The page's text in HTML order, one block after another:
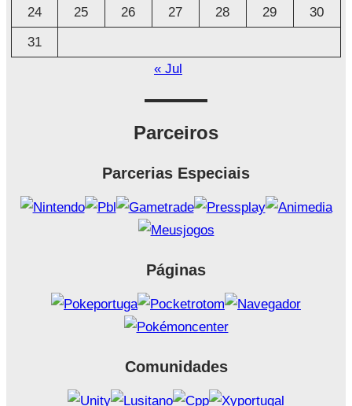
24
25 26 27 28 29
30
31
« Jul
Parceiros
Parcerias Especiais
Páginas
Comunidades